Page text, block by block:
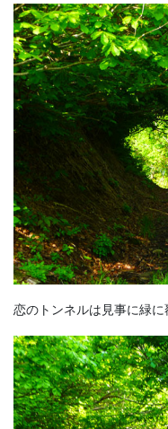
恋のトンネルは見事に緑に